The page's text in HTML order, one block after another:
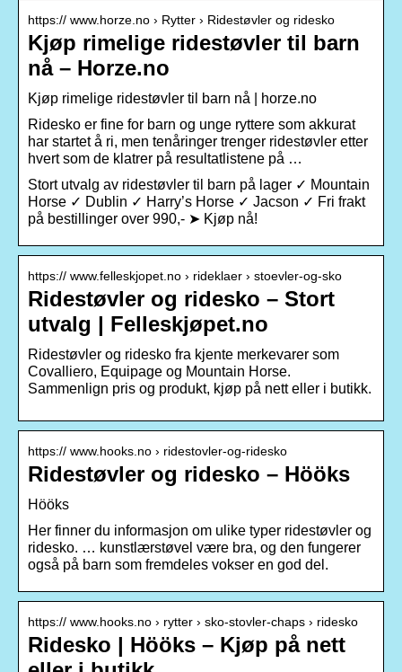
https:// www.horze.no › Rytter › Ridestøvler og ridesko
Kjøp rimelige ridestøvler til barn
nå – Horze.no
Kjøp rimelige ridestøvler til barn nå | horze.no
Ridesko er fine for barn og unge ryttere som akkurat
har startet å ri, men tenåringer trenger ridestøvler etter
hvert som de klatrer på resultatlistene på …
Stort utvalg av ridestøvler til barn på lager ✓ Mountain
Horse ✓ Dublin ✓ Harry’s Horse ✓ Jacson ✓ Fri frakt
på bestillinger over 990,- ➤ Kjøp nå!
https:// www.felleskjopet.no › rideklaer › stoevler-og-sko
Ridestøvler og ridesko – Stort
utvalg | Felleskjøpet.no
Ridestøvler og ridesko fra kjente merkevarer som
Covalliero, Equipage og Mountain Horse.
Sammenlign pris og produkt, kjøp på nett eller i butikk.
https:// www.hooks.no › ridestovler-og-ridesko
Ridestøvler og ridesko – Hööks
Hööks
Her finner du informasjon om ulike typer ridestøvler og
ridesko. … kunstlærstøvel være bra, og den fungerer
også på barn som fremdeles vokser en god del.
https:// www.hooks.no › rytter › sko-stovler-chaps › ridesko
Ridesko | Hööks – Kjøp på nett